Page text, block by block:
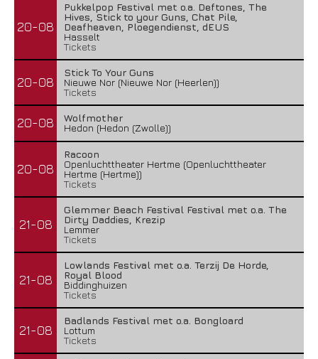
20-08
Pukkelpop Festival met o.a. Deftones, The
Hives, Stick to your Guns, Chat Pile,
Deafheaven, Ploegendienst, dEUS
Hasselt
Tickets
20-08
Stick To Your Guns
Nieuwe Nor (Nieuwe Nor (Heerlen))
Tickets
20-08
Wolfmother
Hedon (Hedon (Zwolle))
20-08
Racoon
Openluchttheater Hertme (Openluchttheater
Hertme (Hertme))
Tickets
21-08
Glemmer Beach Festival Festival met o.a. The
Dirty Daddies, Krezip
Lemmer
Tickets
21-08
Lowlands Festival met o.a. Terzij De Horde,
Royal Blood
Biddinghuizen
Tickets
21-08
Badlands Festival met o.a. Bongloard
Lottum
Tickets